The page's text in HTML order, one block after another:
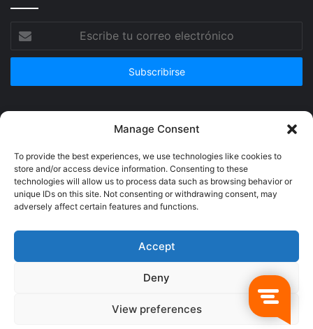
Manage Consent
To provide the best experiences, we use technologies like cookies to
store and/or access device information. Consenting to these
technologies will allow us to process data such as browsing behavior or
unique IDs on this site. Not consenting or withdrawing consent, may
adversely affect certain features and functions.
Accept
Deny
View preferences
correo
© Copyright 2026, Todos los derechos reservados @Crucerum |
Facebook
TwitterYouTubeInstagram